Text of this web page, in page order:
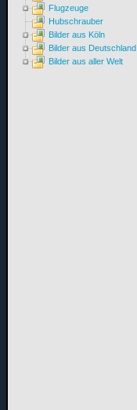
Flugzeuge
Hubschrauber
Bilder aus Köln
Bilder aus Deutschland
Bilder aus aller Welt